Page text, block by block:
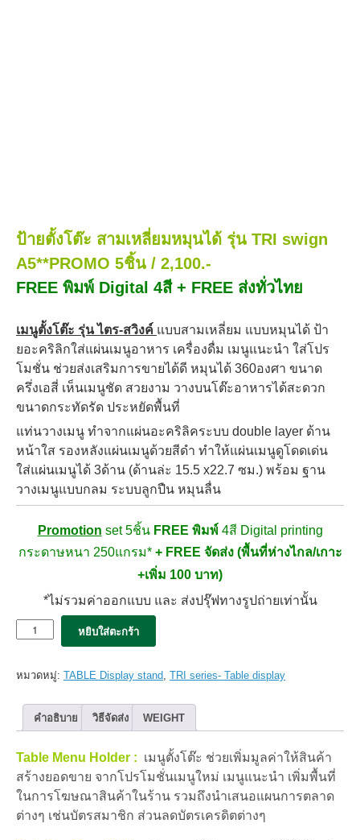
ป้ายตั้งโต๊ะ สามเหลี่ยมหมุนได้ รุ่น TRI swign
A5**PROMO 5ชิ้น / 2,100.-
FREE พิมพ์ Digital 4สี + FREE ส่งทั่วไทย
เมนูตั้งโต๊ะ รุ่น ไตร-สวิงค์ แบบสามเหลี่ยม แบบหมุนได้ ป้า
ยอะคริลิกใส่แผ่นเมนูอาหาร เครื่องดื่ม เมนูแนะนำ ใส่โปร
โมชั่น ช่วยส่งเสริมการขายได้ดี หมุนได้ 360องศา ขนาด
ครึ่งเอสี่ เห็นเมนูชัด สวยงาม วางบนโต๊ะอาหารได้สะดวก
ขนาดกระทัดรัด ประหยัดพื้นที่
แท่นวางเมนู ทำจากแผ่นอะคริลิคระบบ double layer ด้าน
หน้าใส รองหลังแผ่นเมนูด้วยสีดำ ทำให้แผ่นเมนูดูโดดเด่น
ใส่แผ่นเมนูได้ 3ด้าน (ด้านล่ะ 15.5 x22.7 ซม.) พร้อม ฐาน
วางเมนูแบบกลม ระบบลูกปืน หมุนลื่น
Promotion set 5ชิ้นFREE พิมพ์ 4สี Digital printing
กระดาษหนา 250แกรม*+ FREE จัดส่ง (พื้นที่ห่างไกล/เกาะ
+เพิ่ม 100 บาท)
*ไม่รวมค่าออกแบบ และ ส่งปรุ๊ฟทางรูปถ่ายเท่านั้น
จำนวน
ป้า
หมุน
ได้
swing
A5
*PROMO
ชิ้น
หยิบใส่ตะกร้า
หมวดหมู่: TABLE Display stand, TRI series- Table display
คำอธิบาย วิธีจัดส่ง WEIGHT
Table Menu Holder : เมนูตั้งโต๊ะ ช่วยเพิ่มมูลค่าให้สินค้า
สร้างยอดขาย จากโปรโมชั่นเมนูใหม่ เมนูแนะนำ เพิ่มพื้นที่
ในการโฆษณาสินค้าในร้าน รวมถึงนำเสนอแผนการตลาด
ต่างๆ เช่นบัตรสมาชิก ส่วนลดบัตรเครดิตต่างๆ